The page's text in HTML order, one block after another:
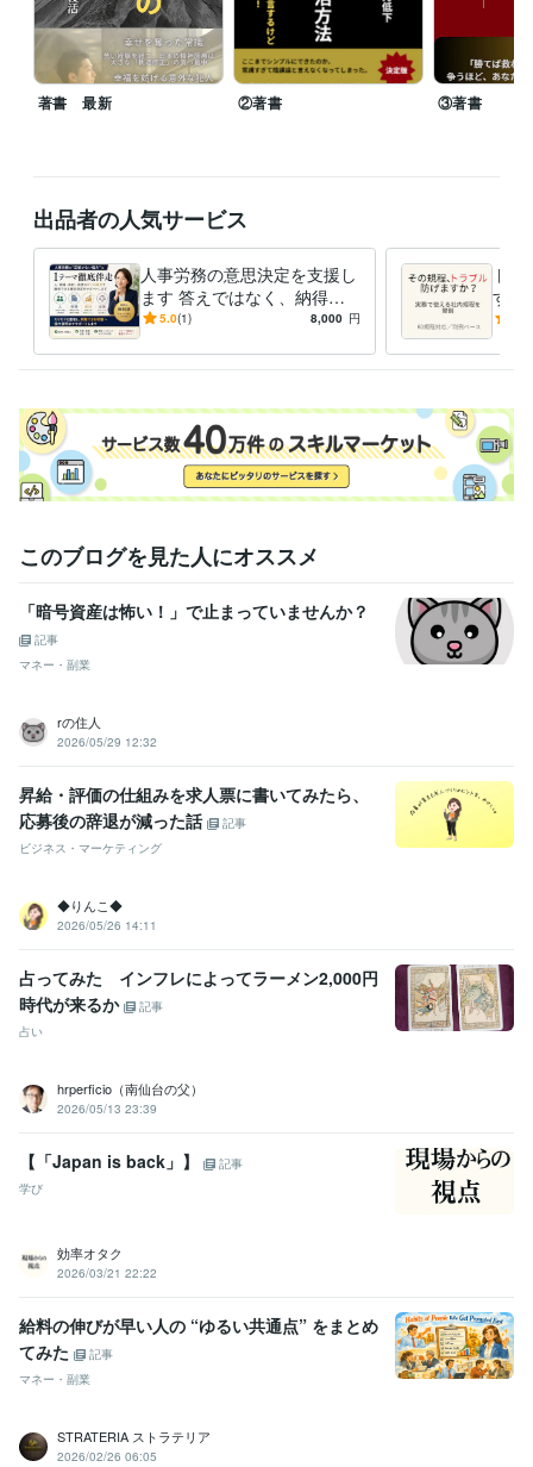
資格・検定
プロコーチ 取得年 : 2018年
特定社会保険労務士 取得年 : 2016年
原田メソッド認定パートナー 取得年 : 2019年
社会保険労務士 取得年 : 2008年
得意分野
士業 人事・労務 特定社会保険労務士 就業規則 紛争解決
語学力
スペイン語 日常会話レベル
著書 最新 ②著書 ③著書
出品者の人気サービス
人事労務の意思決定を支援し
ます 答えではなく、納得で
きる判断を支援します
5.0(1) 8,000 円
ト
する
で使
このブログを見た人にオススメ
「暗号資産は怖い！」で止まっていませんか？
記事
マネー・副業
rの住人
2026/05/29 12:32
昇給・評価の仕組みを求人票に書いてみたら、
応募後の辞退が減った話
記事
ビジネス・マーケティング
◆りんこ◆
2026/05/26 14:11
占ってみた インフレによってラーメン2,000円
時代が来るか
記事
占い
hrperficio（南仙台の父）
2026/05/13 23:39
【「Japan is back」】
記事
学び
効率オタク
2026/03/21 22:22
給料の伸びが早い人の “ゆるい共通点” をまとめ
てみた
記事
マネー・副業
STRATERIA ストラテリア
2026/02/26 06:05